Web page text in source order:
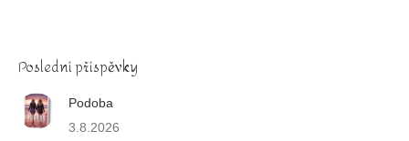
Poslední příspěvky
Podoba
3.8.2026